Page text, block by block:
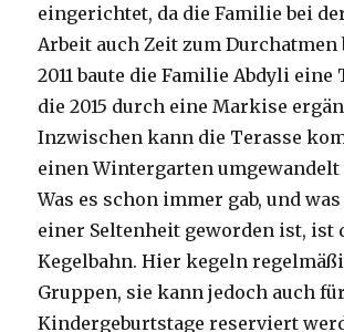
eingerichtet, da die Familie bei
Arbeit auch Zeit zum Durchatmen
2011 baute die Familie Abdyli eine
die 2015 durch eine Markise
Inzwischen kann die Terasse
einen Wintergarten umgewandelt
Was es schon immer gab, und was
einer Seltenheit geworden ist, ist
Kegelbahn. Hier kegeln
Gruppen, sie kann jedoch auch
Kindergeburtstage reserviert